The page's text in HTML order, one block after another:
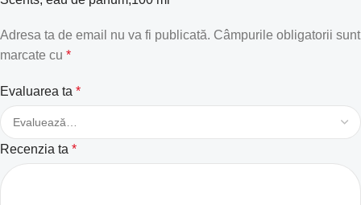
Adresa ta de email nu va fi publicată. Câmpurile obligatorii sunt
marcate cu *
Evaluarea ta *
Recenzia ta *